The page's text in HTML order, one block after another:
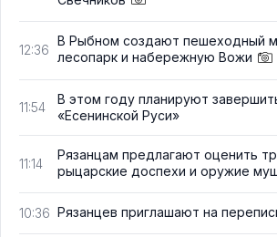
12:36
В Рыбном создают пешеходный
лесопарк и набережную Вожи
11:54
В этом году планируют
«Есенинской Руси»
11:14
Рязанцам предлагают оценить
рыцарские доспехи и оружие
10:36 Рязанцев приглашают на